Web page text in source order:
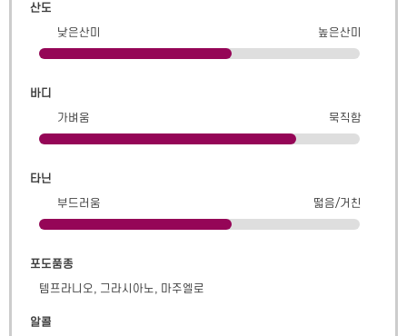
산도
낮은산미
높은산미
바디
가벼움
묵직함
타닌
부드러움
떫음/거친
포도품종
템프라니오, 그라시아노, 마주엘로
알콜